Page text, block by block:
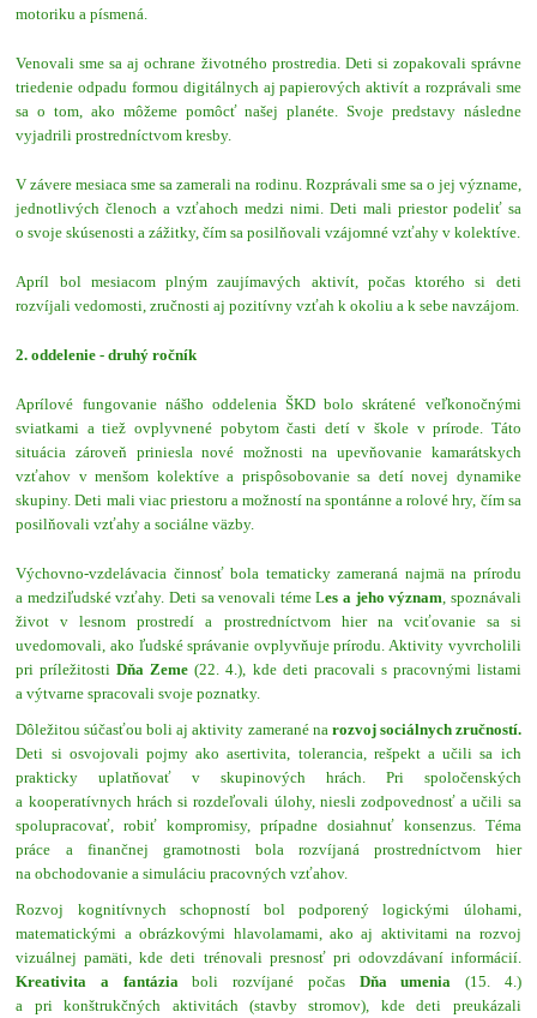
motoriku a písmená.
Venovali sme sa aj ochrane životného prostredia. Deti si zopakovali správne
triedenie odpadu formou digitálnych aj papierových aktivít a rozprávali sme
sa o tom, ako môžeme pomôcť našej planéte. Svoje predstavy následne
vyjadrili prostredníctvom kresby.
V závere mesiaca sme sa zamerali na rodinu. Rozprávali sme sa o jej význame,
jednotlivých členoch a vzťahoch medzi nimi. Deti mali priestor podeliť sa
o svoje skúsenosti a zážitky, čím sa posilňovali vzájomné vzťahy v kolektíve.
Apríl bol mesiacom plným zaujímavých aktivít, počas ktorého si deti
rozvíjali vedomosti, zručnosti aj pozitívny vzťah k okoliu a k sebe navzájom.
2. oddelenie - druhý ročník
Aprílové fungovanie nášho oddelenia ŠKD bolo skrátené veľkonočnými
sviatkami a tiež ovplyvnené pobytom časti detí v škole v prírode. Táto
situácia zároveň priniesla nové možnosti na upevňovanie kamarátskych
vzťahov v menšom kolektíve a prispôsobovanie sa detí novej dynamike
skupiny. Deti mali viac priestoru a možností na spontánne a rolové hry, čím sa
posilňovali vzťahy a sociálne väzby.
Výchovno-vzdelávacia činnosť bola tematicky zameraná najmä na prírodu
a medziľudské vzťahy. Deti sa venovali téme Les a jeho význam , spoznávali
život v lesnom prostredí a prostredníctvom hier na vciťovanie sa si
uvedomovali, ako ľudské správanie ovplyvňuje prírodu. Aktivity vyvrcholili
pri príležitostiDňa Zeme (22. 4.), kde deti pracovali s pracovnými listami
a výtvarne spracovali svoje poznatky.
Dôležitou súčasťou boli aj aktivity zamerané na rozvoj sociálnych zručností.
Deti si osvojovali pojmy ako asertivita, tolerancia, rešpekt a učili sa ich
prakticky uplatňovať v skupinových hrách. Pri spoločenských
a kooperatívnych hrách si rozdeľovali úlohy, niesli zodpovednosť a učili sa
spolupracovať, robiť kompromisy, prípadne dosiahnuť konsenzus. Téma
práce a finančnej gramotnosti bola rozvíjaná prostredníctvom hier
na obchodovanie a simuláciu pracovných vzťahov.
Rozvoj kognitívnych schopností bol podporený logickými úlohami,
matematickými a obrázkovými hlavolamami, ako aj aktivitami na rozvoj
vizuálnej pamäti, kde deti trénovali presnosť pri odovzdávaní informácií.
Kreativita a fantázia boli rozvíjané počas Dňa umenia (15. 4.)
a pri konštrukčných aktivitách (stavby stromov), kde deti preukázali